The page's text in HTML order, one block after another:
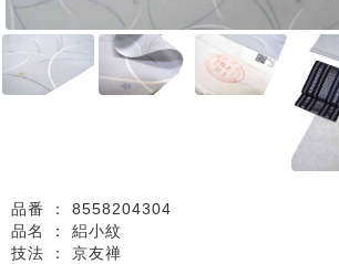
品番 ： 8558204304
品名 ： 絽小紋
技法 ： 京友禅